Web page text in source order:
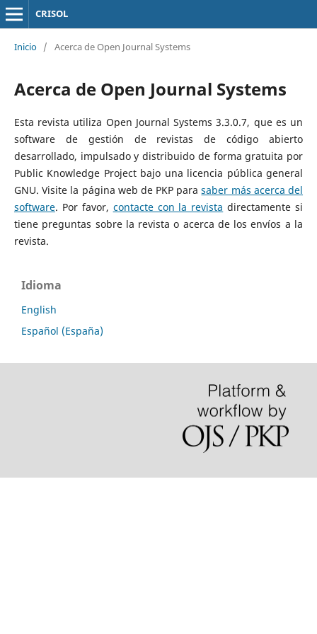
CRISOL
Inicio / Acerca de Open Journal Systems
Acerca de Open Journal Systems
Esta revista utiliza Open Journal Systems 3.3.0.7, que es un
software de gestión de revistas de código abierto
desarrollado, impulsado y distribuido de forma gratuita por
Public Knowledge Project bajo una licencia pública general
GNU. Visite la página web de PKP parasaber más acerca del
software. Por favor, contacte con la revista directamente si
tiene preguntas sobre la revista o acerca de los envíos a la
revista.
Idioma
English
Español (España)